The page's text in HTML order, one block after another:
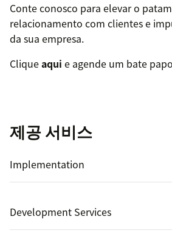
Conte conosco para elevar o
relacionamento com clientes e
da sua empresa.
Cliqueaqui e agende um bate
제공 서비스
Implementation
Development Services